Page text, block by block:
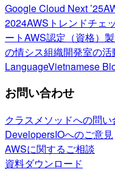
Google Cloud Next ’25
2024AWSトレンドチェ
ートAWS認定（資格）
の情シス組織開発室の活
LanguageVietnamese
お問い合わせ
クラスメソッドへの問
DevelopersIOへのご意見
AWSに関するご相談
資料ダウンロード